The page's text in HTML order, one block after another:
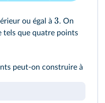
ou égal à 3. On
tels que quatre points
peut‑on construire à